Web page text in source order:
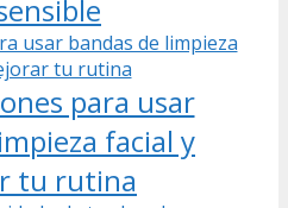
para usar
facial y
tu rutina